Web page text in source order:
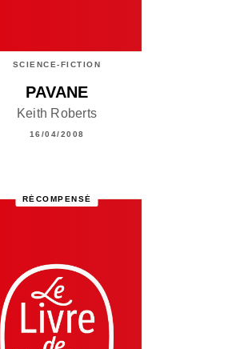
SCIENCE-FICTION
PAVANE
Keith Roberts
16/04/2008
RÉCOMPENSÉ